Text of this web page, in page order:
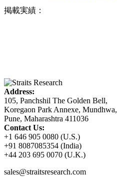
掲載実績：
Address:
105, Panchshil The Golden Bell,
Koregaon Park Annexe, Mundhwa,
Pune, Maharashtra 411036
Contact Us:
+1 646 905 0080 (U.S.)
+91 8087085354 (India)
+44 203 695 0070 (U.K.)
sales@straitsresearch.com